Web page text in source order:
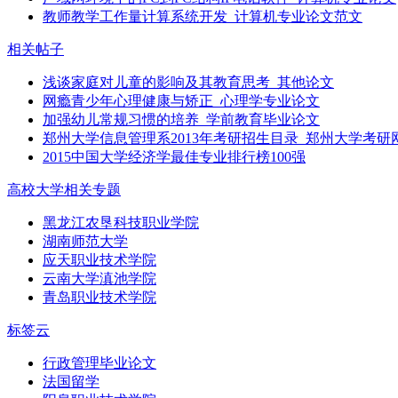
教师教学工作量计算系统开发_计算机专业论文范文
相关帖子
浅谈家庭对儿童的影响及其教育思考_其他论文
网瘾青少年心理健康与矫正_心理学专业论文
加强幼儿常规习惯的培养_学前教育毕业论文
郑州大学信息管理系2013年考研招生目录_郑州大学考研
2015中国大学经济学最佳专业排行榜100强
高校大学相关专题
黑龙江农垦科技职业学院
湖南师范大学
应天职业技术学院
云南大学滇池学院
青岛职业技术学院
标签云
行政管理毕业论文
法国留学